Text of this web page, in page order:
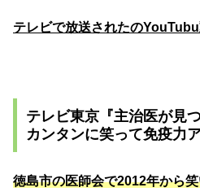
テレビで放送されたの
テレビ東京『主治医が見
カンタンに笑って免疫力
徳島市の医師会で2012年から